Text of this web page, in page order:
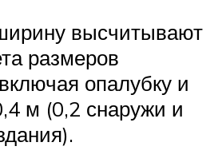
высчитывают
размеров
опалубку и
м (0,2 снаружи и